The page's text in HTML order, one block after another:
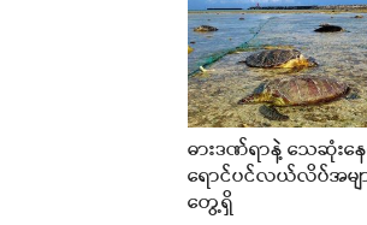
ဓားဒဏ်ရာနဲ့ သေဆုံးန
ရောင်ပင်လယ်လိပ်အမျာ
တွေ့ရှိ